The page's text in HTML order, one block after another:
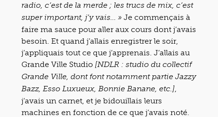
radio, c’est de la merde ; les trucs de mix, c’est
super important, j’y vais… » Je commençais à
faire ma sauce pour aller aux cours dont j’avais
besoin. Et quand j’allais enregistrer le soir,
j’appliquais tout ce que j’apprenais. J’allais au
Grande Ville Studio [NDLR : studio du collectif
Grande Ville, dont font notamment partie Jazzy
Bazz, Esso Luxueux, Bonnie Banane, etc.]
j’avais un carnet, et je bidouillais leurs
machines en fonction de ce que j’avais noté.